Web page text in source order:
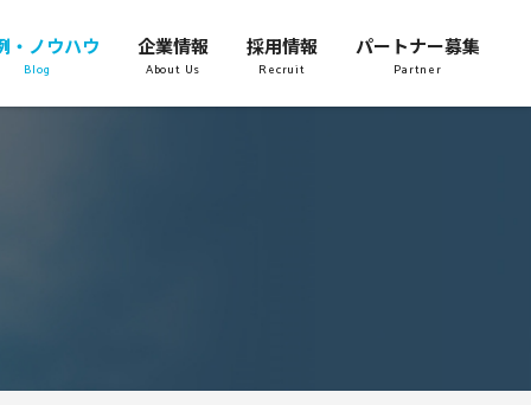
・ノウハウ
Blog
企業情報
About Us
採用情報
Recruit
パートナー募集
Partner